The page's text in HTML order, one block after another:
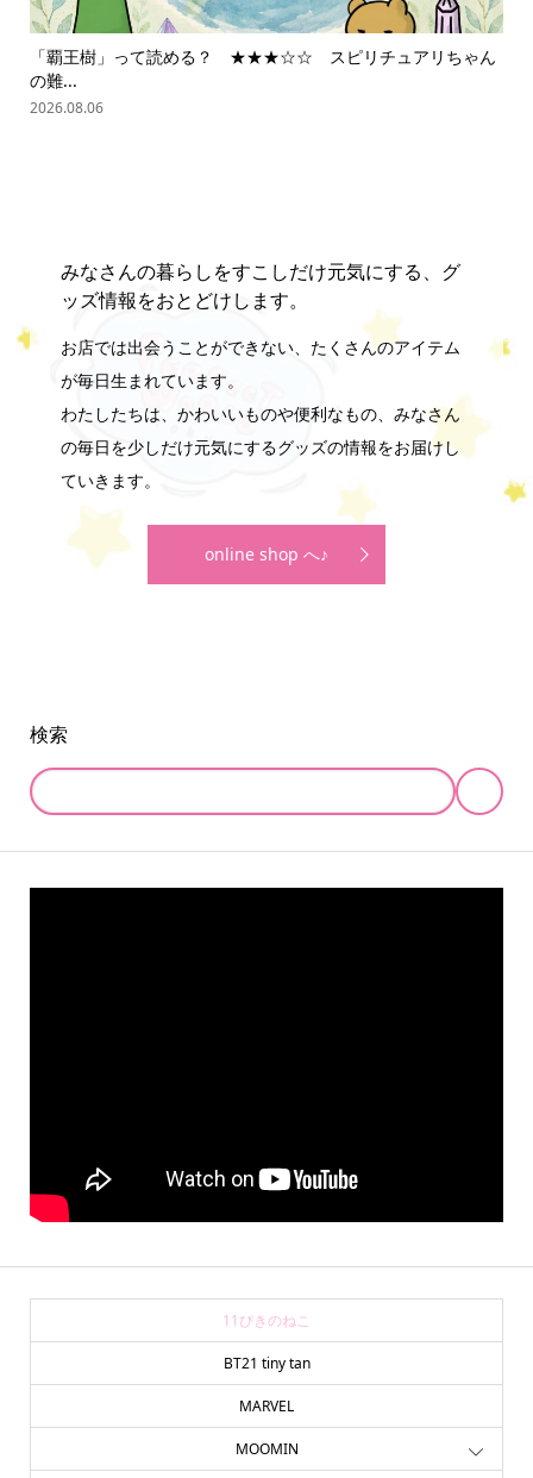
「覇王樹」って読める？ ★★★☆☆ スピリチュアリちゃん
の難...
2026.08.06
みなさんの暮らしをすこしだけ元気にする、グ
ッズ情報をおとどけします。
お店では出会うことができない、たくさんのアイテム
が毎日生まれています。
わたしたちは、かわいいものや便利なもの、みなさん
の毎日を少しだけ元気にするグッズの情報をお届けし
ていきます。
online shop へ♪
検索
11ぴきのねこ
BT21 tiny tan
MARVEL
MOOMIN
share me!